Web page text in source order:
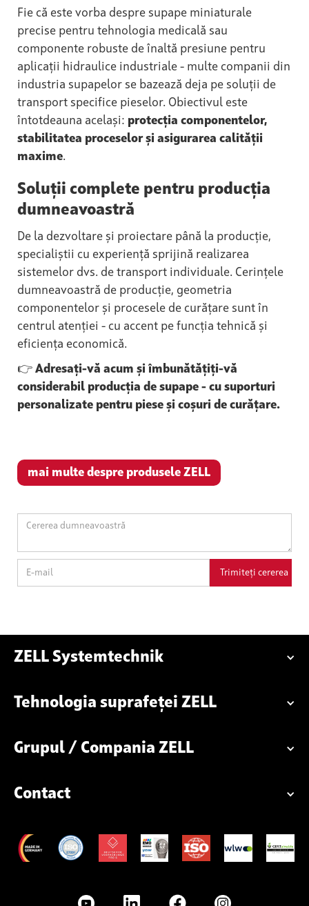
Fie că este vorba despre supape miniaturale
precise pentru tehnologia medicală sau
componente robuste de înaltă presiune pentru
aplicații hidraulice industriale - multe companii din
industria supapelor se bazează deja pe soluții de
transport specifice pieselor. Obiectivul este
întotdeauna același: protecția componentelor,
stabilitatea proceselor și asigurarea calității
maxime.
Soluții complete pentru producția
dumneavoastră
De la dezvoltare și proiectare până la producție,
specialiștii cu experiență sprijină realizarea
sistemelor dvs. de transport individuale. Cerințele
dumneavoastră de producție, geometria
componentelor și procesele de curățare sunt în
centrul atenției - cu accent pe funcția tehnică și
eficiența economică.
👉 Adresați-vă acum și îmbunătățiți-vă
considerabil producția de supape - cu suporturi
personalizate pentru piese și coșuri de curățare.
mai multe despre produsele ZELL
ZELL Systemtechnik
Tehnologia suprafeței ZELL
Grupul / Compania ZELL
Contact